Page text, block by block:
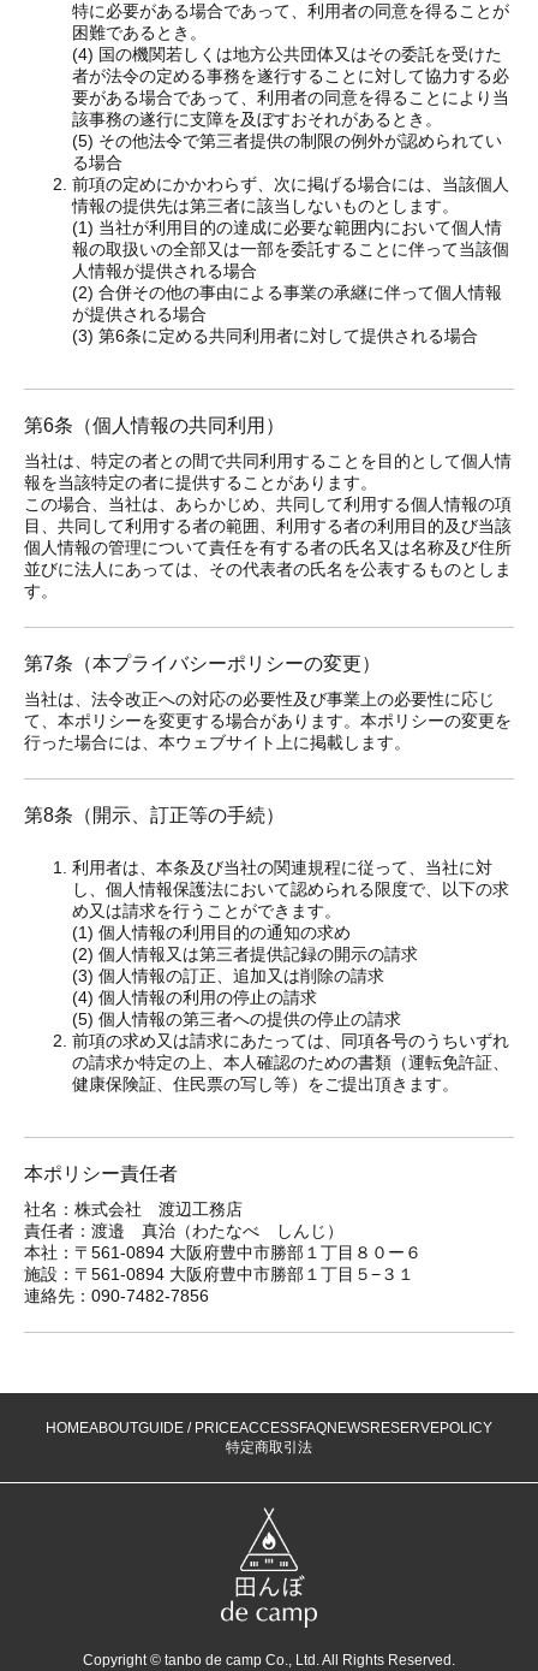
特に必要がある場合であって、利用者の同意を得ることが
困難であるとき。
(4) 国の機関若しくは地方公共団体又はその委託を受けた
者が法令の定める事務を遂行することに対して協力する必
要がある場合であって、利用者の同意を得ることにより当
該事務の遂行に支障を及ぼすおそれがあるとき。
(5) その他法令で第三者提供の制限の例外が認められてい
る場合
前項の定めにかかわらず、次に掲げる場合には、当該個人
情報の提供先は第三者に該当しないものとします。
(1) 当社が利用目的の達成に必要な範囲内において個人情
報の取扱いの全部又は一部を委託することに伴って当該個
人情報が提供される場合
(2) 合併その他の事由による事業の承継に伴って個人情報
が提供される場合
(3) 第6条に定める共同利用者に対して提供される場合
第6条（個人情報の共同利用）
当社は、特定の者との間で共同利用することを目的として個人情
報を当該特定の者に提供することがあります。
この場合、当社は、あらかじめ、共同して利用する個人情報の項
目、共同して利用する者の範囲、利用する者の利用目的及び当該
個人情報の管理について責任を有する者の氏名又は名称及び住所
並びに法人にあっては、その代表者の氏名を公表するものとしま
す。
第7条（本プライバシーポリシーの変更）
当社は、法令改正への対応の必要性及び事業上の必要性に応じ
て、本ポリシーを変更する場合があります。本ポリシーの変更を
行った場合には、本ウェブサイト上に掲載します。
第8条（開示、訂正等の手続）
利用者は、本条及び当社の関連規程に従って、当社に対
し、個人情報保護法において認められる限度で、以下の求
め又は請求を行うことができます。
(1) 個人情報の利用目的の通知の求め
(2) 個人情報又は第三者提供記録の開示の請求
(3) 個人情報の訂正、追加又は削除の請求
(4) 個人情報の利用の停止の請求
(5) 個人情報の第三者への提供の停止の請求
前項の求め又は請求にあたっては、同項各号のうちいずれ
の請求か特定の上、本人確認のための書類（運転免許証、
健康保険証、住民票の写し等）をご提出頂きます。
本ポリシー責任者
社名：株式会社 渡辺工務店
責任者：渡邉 真治（わたなべ しんじ）
本社：〒561-0894 大阪府豊中市勝部１丁目８０ー６
施設：〒561-0894 大阪府豊中市勝部１丁目５−３１
連絡先：090-7482-7856
HOMEABOUTGUIDE / PRICEACCESSFAQNEWSRESERVEPOLICY
特定商取引法
Copyright © tanbo de camp Co., Ltd. All Rights Reserved.